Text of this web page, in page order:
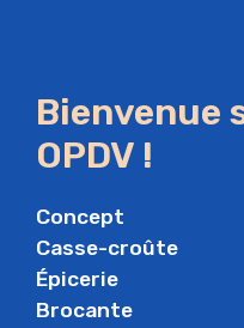
Bienvenue
OPDV !
Concept
Casse-croûte
Épicerie
Brocante